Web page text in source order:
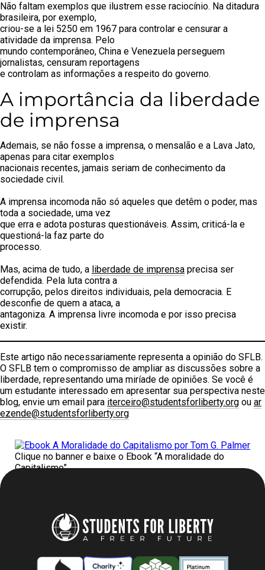
Não faltam exemplos que ilustrem esse raciocínio. Na ditadura
brasileira, por exemplo,
criou-se a lei 5250 em 1967 para controlar e censurar a
atividade da imprensa. Pelo
mundo contemporâneo, China e Venezuela perseguem
jornalistas, censuram reportagens
e controlam as informações a respeito do governo.
A importância da liberdade
de imprensa
Ademais, se não fosse a imprensa, o mensalão e a Lava Jato,
apenas para citar exemplos
nacionais recentes, jamais seriam de conhecimento da
sociedade civil.
A imprensa incomoda não só aqueles que detêm o poder, mas
toda a sociedade, uma vez
que erra e adota posturas questionáveis. Assim, criticá-la e
questioná-la faz parte do
processo.
Mas, acima de tudo, a liberdade de imprensa precisa ser
defendida. Pela luta contra a
corrupção, pelos direitos individuais, pela democracia. E
desconfie de quem a ataca, a
antagoniza. A imprensa livre incomoda e por isso precisa
existir.
Este artigo não necessariamente representa a opinião do SFLB.
O SFLB tem o compromisso de ampliar as discussões sobre a
liberdade, representando uma miríade de opiniões. Se você é
um estudante interessado em apresentar sua perspectiva neste
blog, envie um email para iterceiro@studentsforliberty.org ou ar
ezende@studentsforliberty.org
Clique no banner e baixe o Ebook “A moralidade do
Capitalismo”